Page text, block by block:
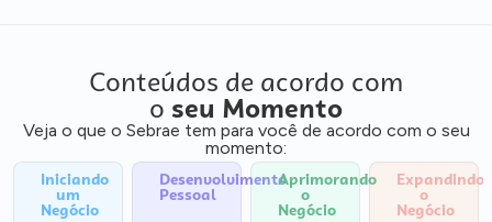
Conteúdos de acordo com
o seu Momento
Veja o que o Sebrae tem para você de acordo com o seu
momento:
Iniciando
um
Negócio
Desenvolvimento
Pessoal
Aprimorando
o
Negócio
Expandindo
o
Negócio